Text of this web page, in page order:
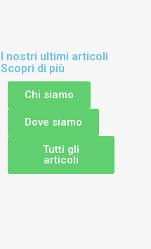
I nostri ultimi articoli
Scopri di più
Chi siamo
Dove siamo
Tutti gli
articoli